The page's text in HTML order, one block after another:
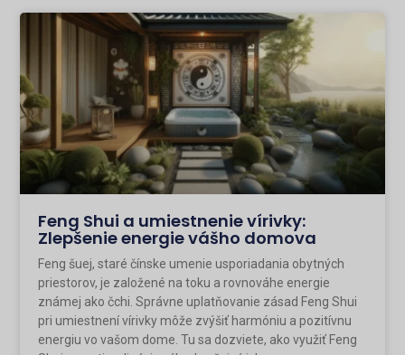
Feng Shui a umiestnenie vírivky:
Zlepšenie energie vášho domova
Feng šuej, staré čínske umenie usporiadania obytných
priestorov, je založené na toku a rovnováhe energie
známej ako čchi. Správne uplatňovanie zásad Feng Shui
pri umiestnení vírivky môže zvýšiť harmóniu a pozitívnu
energiu vo vašom dome. Tu sa dozviete, ako využiť Feng